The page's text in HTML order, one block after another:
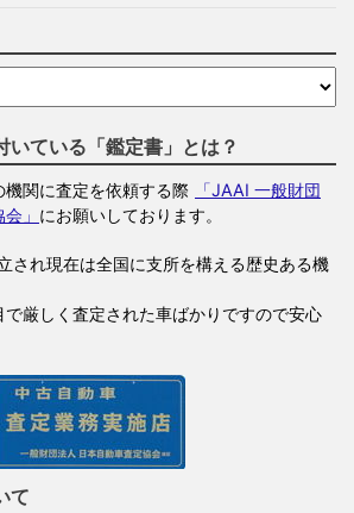
いている「鑑定書」とは？
関に査定を依頼する際
「JAAI 一般財団
」 にお願いしております。
され現在は全国に支所を構える歴史ある機
厳しく査定された車ばかりですので安心
て